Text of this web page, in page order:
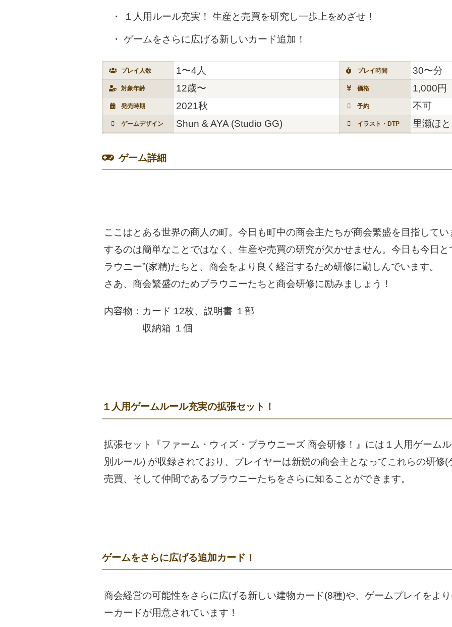
１人用ルール充実！ 生産と売買を研究し一歩上をめざせ！
ゲームをさらに広げる新しいカード追加！
プレイ人数 1〜4人 プレイ時間 30〜分
対象年齢 12歳〜 価格 1,000円
発売時期 2021秋 予約 不可
ゲームデザイン Shun & AYA (Studio GG) イラスト・DTP 里瀬ほと
ゲーム詳細
ここはとある世界の商人の町。今日も町中の商会主たちが商会繁盛を目指してい
するのは簡単なことではなく、生産や売買の研究が欠かせません。今日も今日と
ラウニー”(家精)たちと、商会をより良く経営するため研修に勤しんでいます。
さあ、商会繁盛のためブラウニーたちと商会研修に励みましょう！
内容物：カード 12枚、説明書 １部
収納箱 １個
１人用ゲームルール充実の拡張セット！
拡張セット『ファーム・ウィズ・ブラウニーズ 商会研修！』には１人用ゲーム
別ルール) が収録されており、プレイヤーは新鋭の商会主となってこれらの研修(
売買、そして仲間であるブラウニーたちをさらに知ることができます。
ゲームをさらに広げる追加カード！
商会経営の可能性をさらに広げる新しい建物カード(8種)や、ゲームプレイをよ
ーカードが用意されています！